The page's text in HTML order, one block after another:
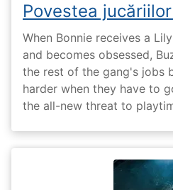
Povestea
When Bonnie receives a
and becomes obsessed,
the rest of the gang's jobs
harder when they have to
the all-new threat to